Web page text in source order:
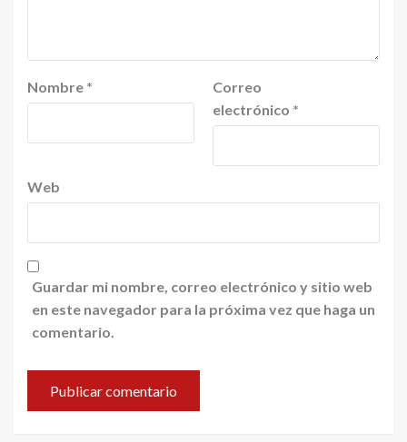
Nombre *
Correo
electrónico *
Web
Guardar mi nombre, correo electrónico y sitio web
en este navegador para la próxima vez que haga un
comentario.